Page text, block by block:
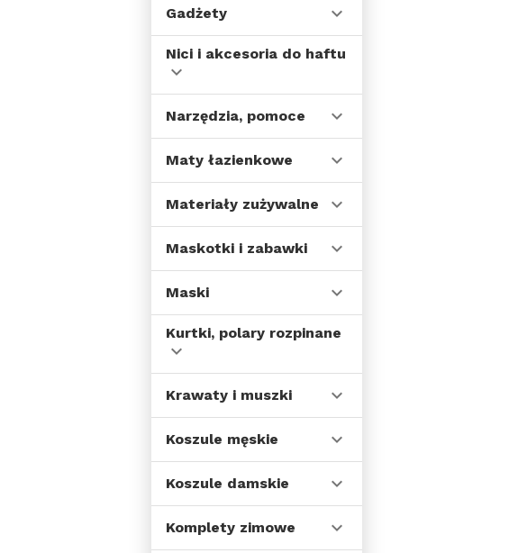
Gadżety
Nici i akcesoria do haftu
Narzędzia, pomoce
Maty łazienkowe
Materiały zużywalne
Maskotki i zabawki
Maski
Kurtki, polary rozpinane
Krawaty i muszki
Koszule męskie
Koszule damskie
Komplety zimowe